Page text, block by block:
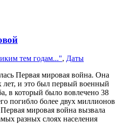
тем годам...", Даты
Первая мировая война. Она
лет, и это был первый военный
в который было вовлечено 38
погибло более двух миллионов
мировая война вызвала
разных слоях населения